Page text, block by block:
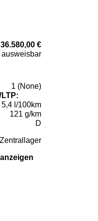
36.580,00 €
ausweisbar
1 (None)
5,4 l/100km
121 g/km
D
Zentrallager